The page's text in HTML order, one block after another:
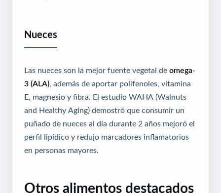
Nueces
Las nueces son la mejor fuente vegetal de omega-
3 (ALA) , además de aportar polifenoles, vitamina
E, magnesio y fibra. El estudio WAHA (Walnuts
and Healthy Aging) demostró que consumir un
puñado de nueces al día durante 2 años mejoró el
perfil lipídico y redujo marcadores inflamatorios
en personas mayores.
Otros alimentos destacados